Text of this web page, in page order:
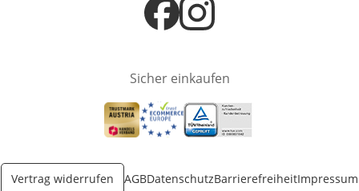
Öffnet in neuem Fenster
Öffnet in neuem Fenster
Sicher einkaufen
Öffnet in neuem Fenster
Öffnet in neuem Fenster
Öffnet in neuem Fenster
Vertrag widerrufen AGBDatenschutzBarrierefreiheitImpressum